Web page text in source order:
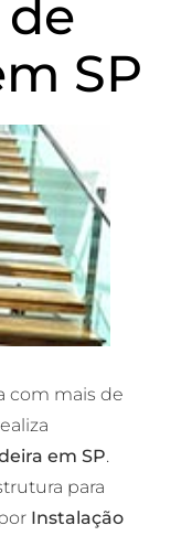
SP
com mais de
em SP.
para
Instalação